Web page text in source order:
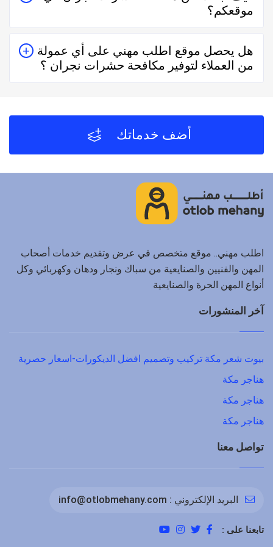
حقيقيين وهذا يدل على جودة الخدمة.
موقعكم؟
يُمكنك البحث عن مكافحة حشرات نجران في موقعنا من
خلال تحديد المنطقة ثم تحديد المهنة وإختيار الفني الأقرب
إليك والأفضل تقييماً فموقع اطلب مهني يعتمد على تقييم
الفنيين والشركات من خلال العملاء بعد كل زيارة لهم.
هل يحصل موقع اطلب مهني على أي عمولة
من العملاء لتوفير مكافحة حشرات نجران ؟
أضف خدماتك
اطلب مهني.. موقع متخصص في عرض وتقديم خدمات أصحاب
المهن والفنيين والصنايعية من سباك ونجار ودهان وكهربائي وكل
أنواع المهن الحرة والصنايعية
آخر المنشورات
بيوت شعر مكة تركيب وتصميم افضل الديكورات-اسعار حصرية
هناجر مكة
هناجر مكة
هناجر مكة
تواصل معنا
البريد الإلكتروني : info@otlobmehany.com
تابعنا على :